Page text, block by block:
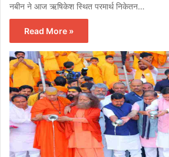
नबीन ने आज ऋषिकेश स्थित परमार्थ निकेतन…
Read More »